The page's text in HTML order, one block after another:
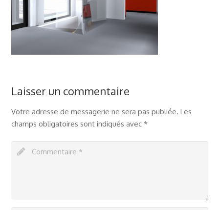
Laisser un commentaire
Votre adresse de messagerie ne sera pas publiée. Les
champs obligatoires sont indiqués avec *